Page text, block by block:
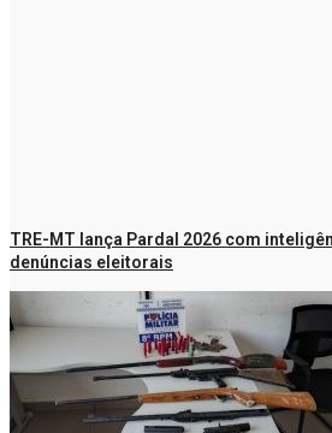
TRE-MT lança Pardal 2026 com
denúncias eleitorais